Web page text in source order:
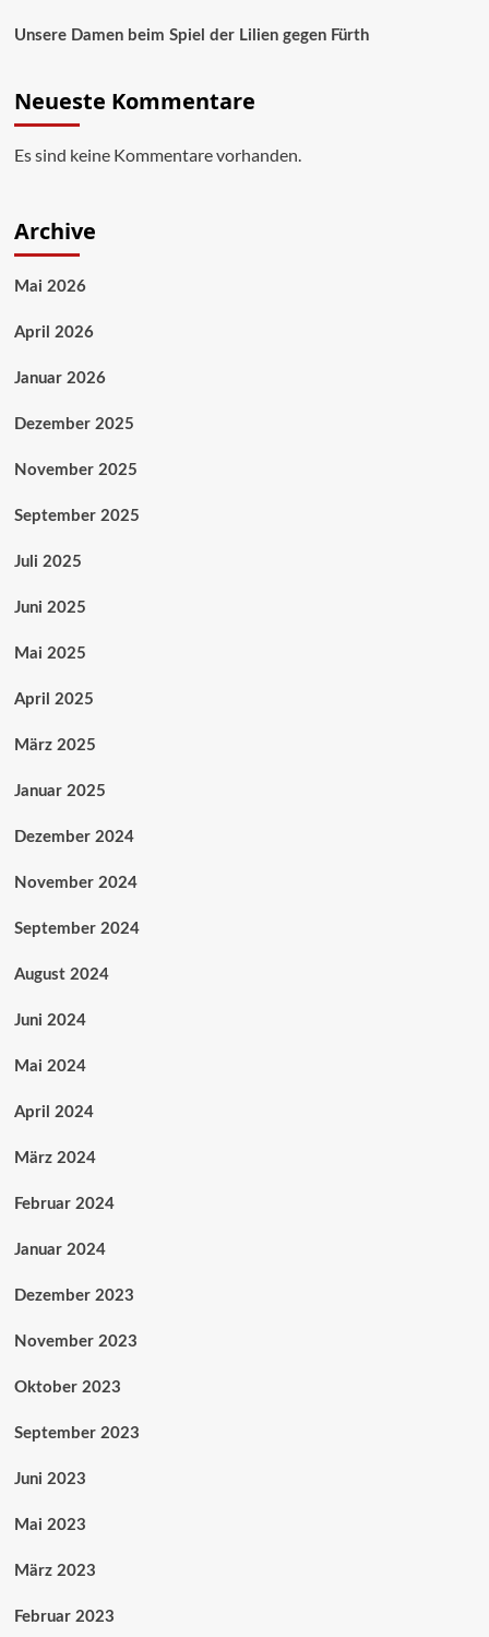
Unsere Damen beim Spiel der Lilien gegen Fürth
Neueste Kommentare
Es sind keine Kommentare vorhanden.
Archive
Mai 2026
April 2026
Januar 2026
Dezember 2025
November 2025
September 2025
Juli 2025
Juni 2025
Mai 2025
April 2025
März 2025
Januar 2025
Dezember 2024
November 2024
September 2024
August 2024
Juni 2024
Mai 2024
April 2024
März 2024
Februar 2024
Januar 2024
Dezember 2023
November 2023
Oktober 2023
September 2023
Juni 2023
Mai 2023
März 2023
Februar 2023